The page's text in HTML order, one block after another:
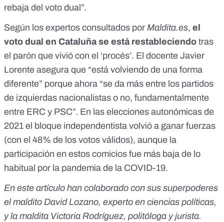
rebaja del voto dual”.
Según los expertos consultados por Maldita.es, el
voto dual en Cataluña se está restableciendo tras
el parón que vivió con el ‘procés’. El docente Javier
Lorente asegura que “está volviendo de una forma
diferente” porque ahora “se da más entre los partidos
de izquierdas nacionalistas o no, fundamentalmente
entre ERC y PSC”. En las elecciones autonómicas de
2021 el bloque independentista volvió a ganar fuerzas
(con el 48% de los votos válidos), aunque la
participación en estos comicios fue más baja de lo
habitual por la pandemia de la COVID-19.
En este artículo han colaborado con sus superpoderes
el maldito David Lozano, experto en ciencias políticas,
y la maldita Victoria Rodríguez, politóloga y jurista.